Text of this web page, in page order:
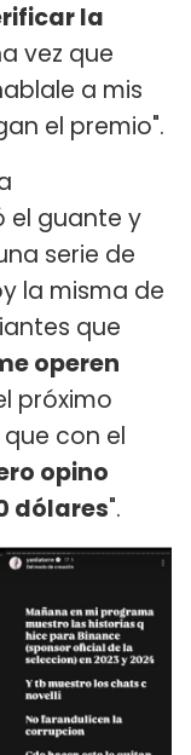
la
vez que
a mis
el premio".
el guante y
serie de
la misma de
que
operen
próximo
con el
opino
dólares".